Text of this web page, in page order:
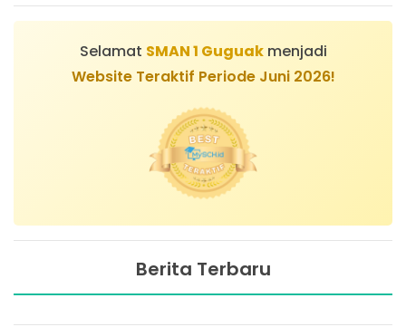
Selamat SMAN 1 Guguakmenjadi
Website Teraktif Periode Juni 2026!
Berita Terbaru